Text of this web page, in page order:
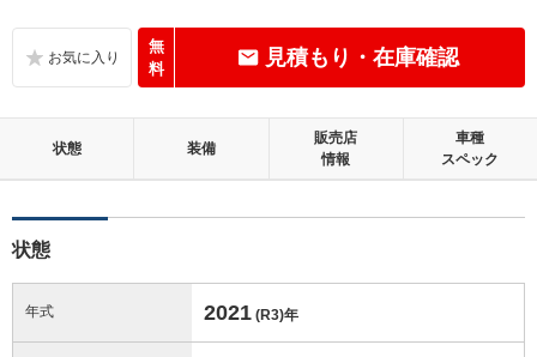
無
料
見積もり・在庫確認
状態 装備
販売店
情報
車種
スペック
状態
年式 2021 (R3)年